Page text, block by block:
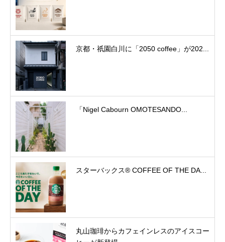
京都・祇園白川に「2050 coffee」が202...
「Nigel Cabourn OMOTESANDO...
スターバックス® COFFEE OF THE DA...
丸山珈琲からカフェインレスのアイスコー